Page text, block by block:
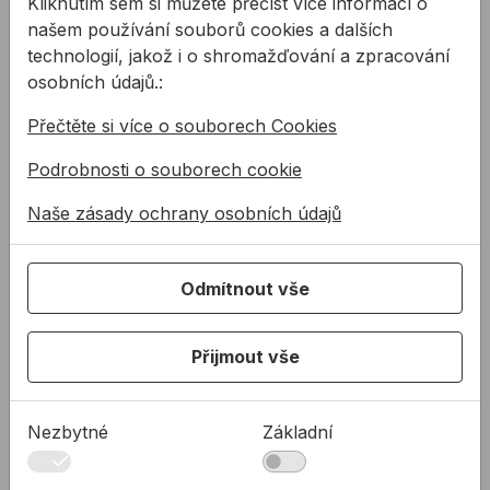
Příklepový čtyřbřitový vrták
s uchycením SDS plus do
betonu, armovaného
...
od116,40 Kč
konstrukce
OTTOCOLL® P520
2x190 ml
polyuretanové lepidlo na
rohové spoje kovových
rámových konstrukcí. Má
636,22 Kč
636,22Kč s DPH
Na skladě
Silikon na kámen OTTOSEAL S70 310 ml
našem používání souborů cookies a dalších
technologií, jakož i o shromažďování a zpracování
osobních údajů.:
Přečtěte si více o souborech Cookies
Podrobnosti o souborech cookie
Naše zásady ochrany osobních údajů
Odmítnout vše
Přijmout vše
Nezbytné Základní